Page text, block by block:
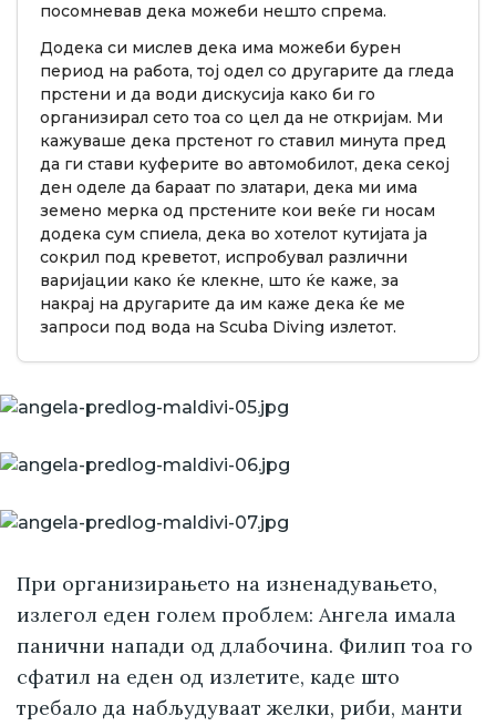
посомневав дека можеби нешто спрема.
Додека си мислев дека има можеби бурен
период на работа, тој одел со другарите да гледа
прстени и да води дискусија како би го
организирал сето тоа со цел да не откријам. Ми
кажуваше дека прстенот го ставил минута пред
да ги стави куферите во автомобилот, дека секој
ден оделе да бараат по златари, дека ми има
земено мерка од прстените кои веќе ги носам
додека сум спиела, дека во хотелот кутијата ја
сокрил под креветот, испробувал различни
варијации како ќе клекне, што ќе каже, за
накрај на другарите да им каже дека ќе ме
запроси под вода на Scuba Diving излетот.
При организирањето на изненадувањето,
излегол еден голем проблем: Ангела имала
панични напади од длабочина. Филип тоа го
сфатил на еден од излетите, каде што
требало да набљудуваат желки, риби, манти